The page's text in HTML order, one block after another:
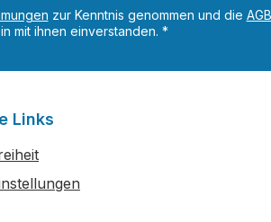
zur Kenntnis genommen und die AGB
mit ihnen einverstanden. *
Links